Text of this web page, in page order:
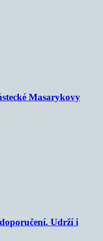
Masarykovy
Udrží i